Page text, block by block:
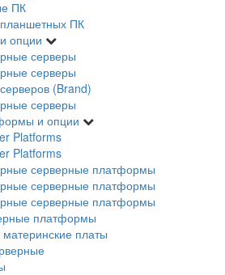
ПК
ПК
опции
серверы
серверы
(Brand)
серверы
и опции
Platforms
Platforms
серверные платформы
серверные платформы
серверные платформы
платформы
платы